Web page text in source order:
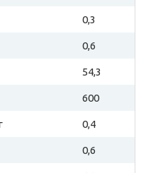
0,3
0,6
54,3
600
0,4
0,6